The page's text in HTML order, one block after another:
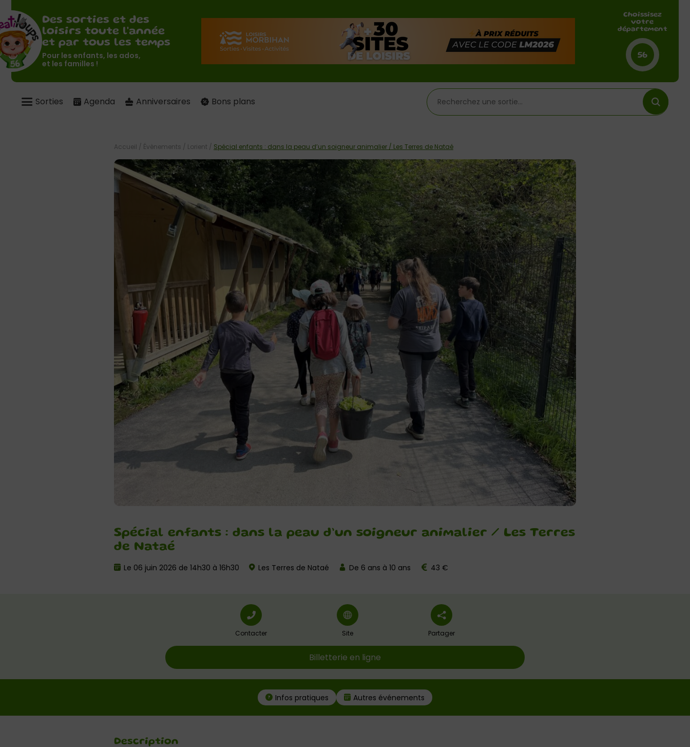
Des sorties et des
loisirs toute l'année
et par tous les temps
Pour les enfants, les ados,
et les familles !
Choissisez
votre
département
56
Sorties Agenda Anniversaires Bons plans
Spécial enfants : dans la peau d’un soigneur animalier / Les Terres
de Nataé
Le 06 juin 2026 de 14h30 à 16h30 Les Terres de Nataé De 6 ans à 10 ans 43 €
Accueil / Évènements / Lorient / Spécial enfants : dans la peau d’un soigneur animalier / Les Terres de Nataé
Contacter Site Partager
Billetterie en ligne
Infos pratiques Autres événements
Description